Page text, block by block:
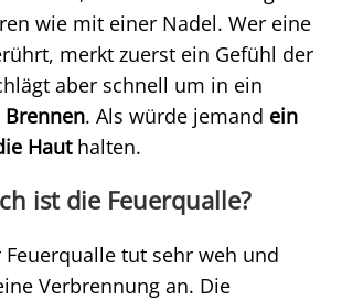
wie mit einer Nadel. Wer eine
merkt zuerst ein Gefühl der
aber schnell um in ein
. Als würde jemand ein
Hauthalten.
ist die Feuerqualle?
Feuerqualle tut sehr weh und
Verbrennung an. Die